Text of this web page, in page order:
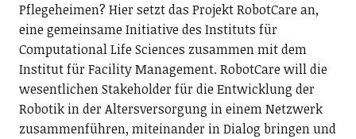
Pflegeheimen? Hier setzt das Projekt RobotCare an,
eine gemeinsame Initiative des Instituts für
Computational Life Sciences zusammen mit dem
Institut für Facility Management. ­RobotCare will die
wesentlichen Stakeholder für die Entwicklung der
Robotik in der Altersversorgung in einem Netzwerk
zusammenführen, miteinander in Dialog bringen und